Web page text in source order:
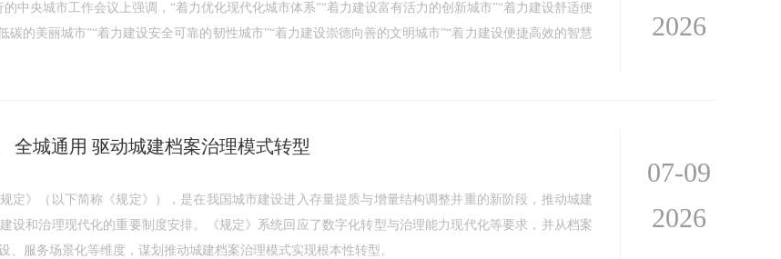
中央城市工作会议上强调，“着力优化现代化城市体系”“着力建设富有活力的创新城市”“着力建设舒适便
碳的美丽城市”“着力建设安全可靠的韧性城市”“着力建设崇德向善的文明城市”“着力建设便捷高效的智慧
2026
城通用 驱动城建档案治理模式转型
定》（以下简称《规定》），是在我国城市建设进入存量提质与增量结构调整并重的新阶段，推动城建
设和治理现代化的重要制度安排。《规定》系统回应了数字化转型与治理能力现代化等要求，并从档案
、服务场景化等维度，谋划推动城建档案治理模式实现根本性转型。
07-09
2026